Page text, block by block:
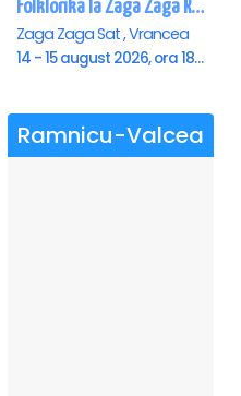
Folklorika la Zaga Zaga Resort
Zaga Zaga Sat , Vrancea
14 - 15 august 2026, ora 18:00
Ramnicu-Valcea